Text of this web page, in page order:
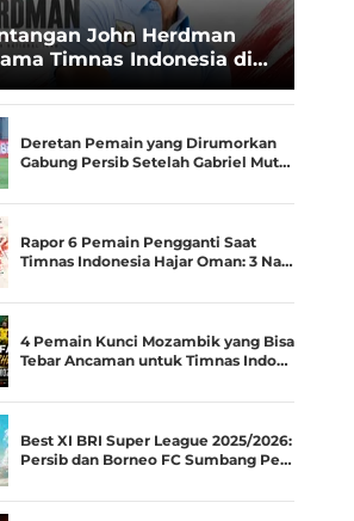
John Herdman
Timnas Indonesia di
Runner-up Menjadi
Deretan Pemain yang Dirumorkan
Gabung Persib Setelah Gabriel Mut…
Rapor 6 Pemain Pengganti Saat
Timnas Indonesia Hajar Oman: 3 Na…
4 Pemain Kunci Mozambik yang Bisa
Tebar Ancaman untuk Timnas Indo…
Best XI BRI Super League 2025/2026:
Persib dan Borneo FC Sumbang Pe…